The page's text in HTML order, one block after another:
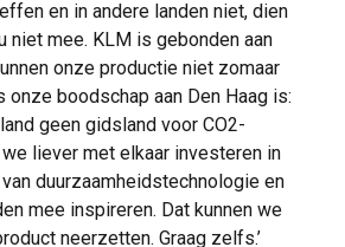
en in andere landen niet, dien
niet mee. KLM is gebonden aan
onze productie niet zomaar
onze boodschap aan Den Haag is:
geen gidsland voor CO2-
liever met elkaar investeren in
duurzaamheidstechnologie en
mee inspireren. Dat kunnen we
neerzetten. Graag zelfs.’